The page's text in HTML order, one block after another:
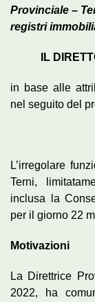
Provinciale –
registri
IL
in base alle
nel seguito del
L’irregolare
Terni,
inclusa la
per il giorno 22
Motivazioni
La Direttrice
2022, ha